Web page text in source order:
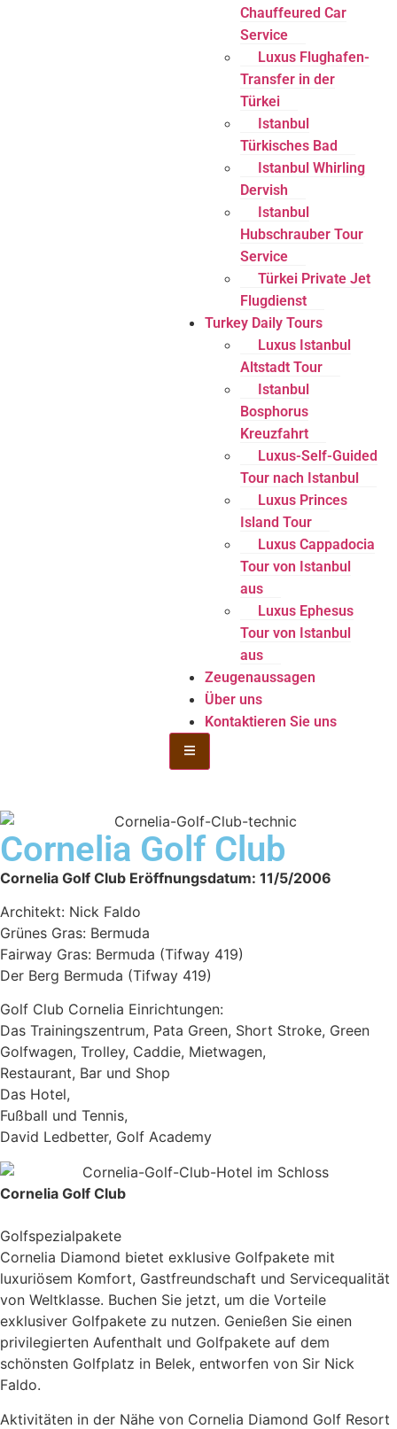
Chauffeured Car
Service
Luxus Flughafen-
Transfer in der
Türkei
Istanbul
Türkisches Bad
Istanbul Whirling
Dervish
Istanbul
Hubschrauber Tour
Service
Türkei Private Jet
Flugdienst
Turkey Daily Tours
Luxus Istanbul
Altstadt Tour
Istanbul
Bosphorus
Kreuzfahrt
Luxus-Self-Guided
Tour nach Istanbul
Luxus Princes
Island Tour
Luxus Cappadocia
Tour von Istanbul
aus
Luxus Ephesus
Tour von Istanbul
aus
Zeugenaussagen
Über uns
Kontaktieren Sie uns
Hamburger Toggle Menu
Cornelia Golf Club
Cornelia Golf Club Eröffnungsdatum: 11/5/2006
Architekt: Nick Faldo
Grünes Gras: Bermuda
Fairway Gras: Bermuda (Tifway 419)
Der Berg Bermuda (Tifway 419)
Golf Club Cornelia Einrichtungen:
Das Trainingszentrum, Pata Green, Short Stroke, Green
Golfwagen, Trolley, Caddie, Mietwagen,
Restaurant, Bar und Shop
Das Hotel,
Fußball und Tennis,
David Ledbetter, Golf Academy
Cornelia Golf Club
Golfspezialpakete
Cornelia Diamond bietet exklusive Golfpakete mit
luxuriösem Komfort, Gastfreundschaft und Servicequalität
von Weltklasse. Buchen Sie jetzt, um die Vorteile
exklusiver Golfpakete zu nutzen. Genießen Sie einen
privilegierten Aufenthalt und Golfpakete auf dem
schönsten Golfplatz in Belek, entworfen von Sir Nick
Faldo.
Aktivitäten in der Nähe von Cornelia Diamond Golf Resort